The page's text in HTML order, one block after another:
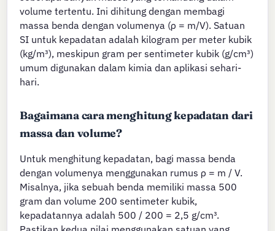
volume tertentu. Ini dihitung dengan membagi
massa benda dengan volumenya (ρ = m/V). Satuan
SI untuk kepadatan adalah kilogram per meter kubik
(kg/m³), meskipun gram per sentimeter kubik (g/cm³)
umum digunakan dalam kimia dan aplikasi sehari-
hari.
Bagaimana cara menghitung kepadatan dari
massa dan volume?
Untuk menghitung kepadatan, bagi massa benda
dengan volumenya menggunakan rumus ρ = m / V.
Misalnya, jika sebuah benda memiliki massa 500
gram dan volume 200 sentimeter kubik,
kepadatannya adalah 500 / 200 = 2,5 g/cm³.